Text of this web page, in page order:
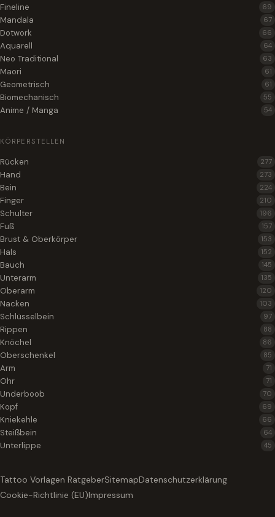
Fineline 69
Mandala 67
Dotwork 66
Aquarell 64
Neo Traditional 63
Maori 61
Geometrisch 61
Biomechanisch 55
Anime / Manga 54
KÖRPERSTELLEN
Rücken 277
Hand 273
Bein 224
Finger 210
Schulter 196
Fuß 157
Brust & Oberkörper 153
Hals 152
Bauch 145
Unterarm 135
Oberarm 120
Nacken 103
Schlüsselbein 97
Rippen 88
Knöchel 86
Oberschenkel 85
Arm 71
Ohr 71
Underboob 70
Kopf 69
Kniekehle 66
Steißbein 64
Unterlippe 45
Tattoo Vorlagen RatgeberSitemapDatenschutzerklärung
Cookie-Richtlinie (EU)Impressum